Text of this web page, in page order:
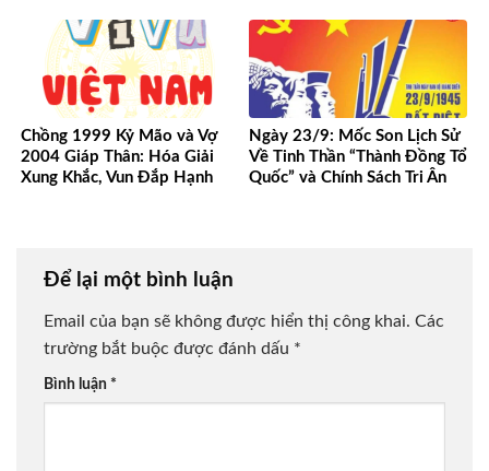
Chồng 1999 Kỷ Mão và Vợ
2004 Giáp Thân: Hóa Giải
Xung Khắc, Vun Đắp Hạnh
Ngày 23/9: Mốc Son Lịch Sử
Về Tinh Thần “Thành Đồng Tổ
Quốc” và Chính Sách Tri Ân
Để lại một bình luận
Email của bạn sẽ không được hiển thị công khai. Các
trường bắt buộc được đánh dấu *
Bình luận *